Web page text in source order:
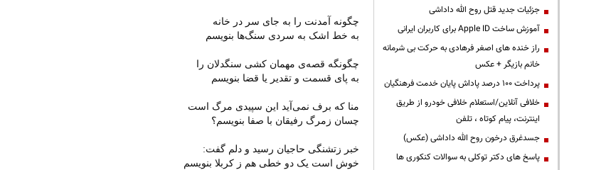
چگونه آمدنت را به جای سر در خانه
به خط اشک به سردی سنگ‌ها بنویسم
چگونگه قصه‌ی مهمان کشی سنگدلان را
به پای قسمت و تقدیر یا قضا بنویسم
منا که برف نمی‌آید این سپیدی مرگ است
چسان زمرگ رفیقان با صفا بنویسم؟
خبر زتشنگی حاجیان رسید و دلم گفت:
خوش است یک دو خطی هم ز کربلا بنویسم
جزئیات جدید قتل روح الله داداشی
آموزش ساخت Apple ID برای کاربران ایرانی
راز خنده های اصغر فرهادی به حرکت بی شرمانه
خانم بازیگر + عکس
پرداخت ۱۰۰ درصد پاداش پایان خدمت فرهنگیان
خلافی آنلاین/استعلام خلافی خودرو از طریق
اینترنت، پیام کوتاه ، تلفن
جسدغرق درخون روح الله داداشی (عکس)
پاسخ های دکتر توکلی به سوالات کنکوری ها